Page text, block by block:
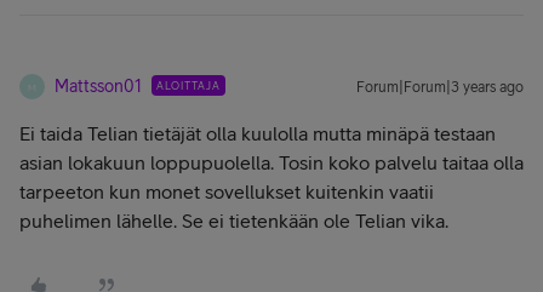
M Mattsson01 ALOITTAJA Forum|Forum|3 years ago
Ei taida Telian tietäjät olla kuulolla mutta minäpä testaan
asian lokakuun loppupuolella. Tosin koko palvelu taitaa olla
tarpeeton kun monet sovellukset kuitenkin vaatii
puhelimen lähelle. Se ei tietenkään ole Telian vika.